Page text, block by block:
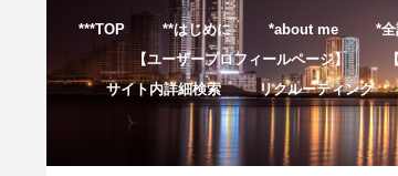
***TOP **はじめに *about me *
【ユーザープロフィールページ】
サイト内詳細検索
リクルーティング